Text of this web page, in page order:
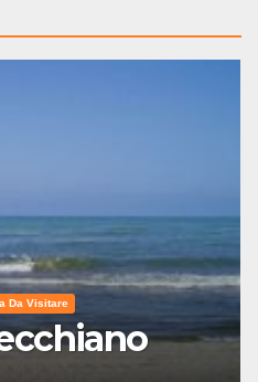
Da Visitare